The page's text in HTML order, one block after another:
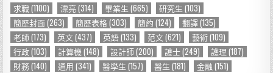
求職(1100) 漂亮 (314) 畢業生 (665) 研究生 (103)
簡歷封面(263) 簡歷表格(303) 簡約 (124) 翻譯(135)
老師(173) 英文(437) 英語(133) 范文(621) 藝術(109)
行政(103) 計算機 (148) 設計師(200) 護士(249) 護理 (187)
財務(140) 通用 (341) 醫學生 (157) 醫生 (181) 金融 (151)